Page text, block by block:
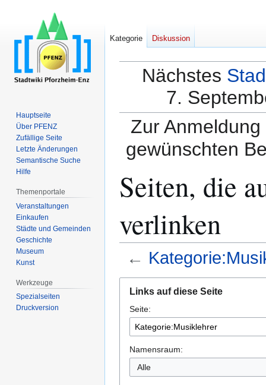
Nächstes
7.
Zur
gewünschten
Seiten, die
verlinken
←
Navigation
springen
Suche
springen
Links auf diese Seite
Seite:
Namensraum:
Alle
Kategorie Diskussion
Hauptseite
Über PFENZ
Zufällige Seite
Letzte Änderungen
Semantische Suche
Hilfe
Themenportale
Veranstaltungen
Einkaufen
Städte und Gemeinden
Geschichte
Museum
Kunst
Werkzeuge
Spezialseiten
Druckversion